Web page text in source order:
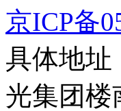
京ICP备
具体地址
光集团楼